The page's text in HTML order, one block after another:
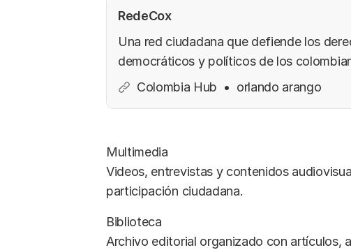
RedeCox
Una red ciudadana que defiende los
democráticos y políticos de los
exterior. RedeCox nace para organizar,
Colombia Hub orlando arango
Multimedia
Videos, entrevistas y contenidos
participación ciudadana.
Biblioteca
Archivo editorial organizado con artículos,